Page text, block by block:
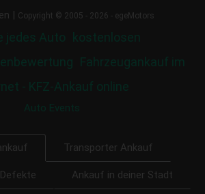
| Copyright © 2005 - 2026 - egeMotors
jedes Auto kostenlosen
Fahrzeugankauf im
- KFZ-Ankauf online
Auto Events
Transporter Ankauf
Defekte Ankauf in deiner Stadt